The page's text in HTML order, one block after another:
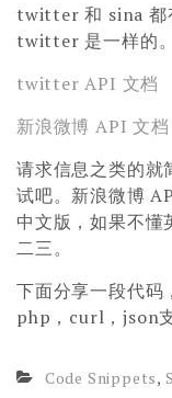
twitter 和 sina 都
twitter 是一样的。
twitter API 文档
新浪微博 API 文档
请求信息之类的就
试吧。新浪微博
中文版，如果不懂
二三。
下面分享一段代码
php，curl，json支
Code Snippets,